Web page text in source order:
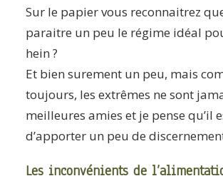
Sur le papier vous reconnaitrez
paraitre un peu le régime idéal
hein ?
Et bien surement un peu, mais
toujours, les extrêmes ne sont
meilleures amies et je pense qu’il
d’apporter un peu de
Les inconvénients de